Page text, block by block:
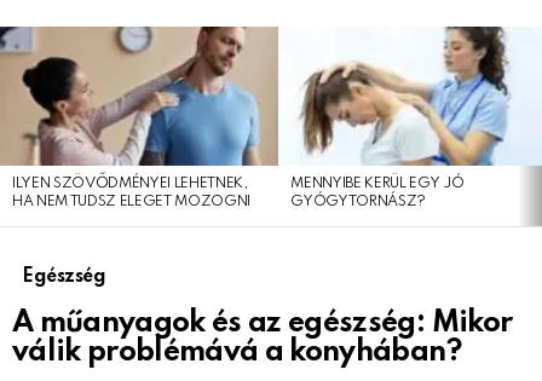
LEGFRISSEBB
CIKKEINK
ILYEN SZÖVŐDMÉNYEI LEHETNEK,
HA NEM TUDSZ ELEGET MOZOGNI
MENNYIBE KERÜL EGY JÓ
GYÓGYTORNÁSZ?
Egészség
A műanyagok és az egészség: Mikor
válik problémává a konyhában?